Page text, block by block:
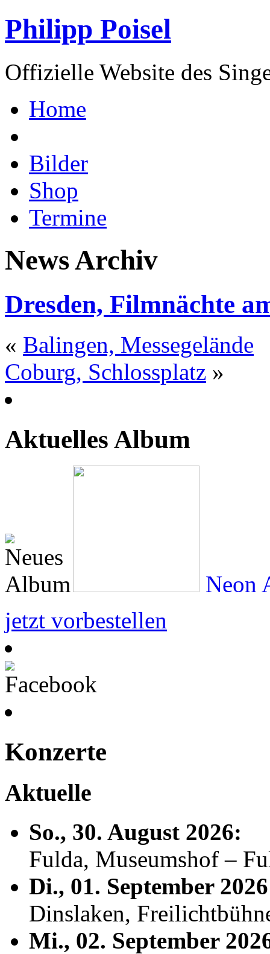
Philipp Poisel
Offizielle Website des
Home
Bilder
Shop
Termine
News Archiv
Dresden, Filmnächte
« Balingen, Messegelände
Coburg, Schlossplatz »
Aktuelles Album
Neon
jetzt vorbestellen
Konzerte
Aktuelle
So., 30. August 2026:
Fulda, Museumshof –
Di., 01. September
Dinslaken,
Mi., 02. September